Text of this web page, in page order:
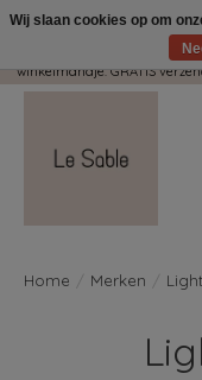
Wij pakken met plezier jouw
winkelmandje. GRATIS
Home Merken
Wij slaan cookies op om